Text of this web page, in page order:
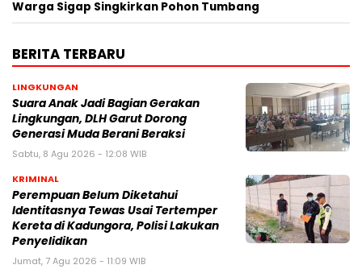
Warga Sigap Singkirkan Pohon Tumbang
BERITA TERBARU
LINGKUNGAN
Suara Anak Jadi Bagian Gerakan
Lingkungan, DLH Garut Dorong
Generasi Muda Berani Beraksi
Sabtu, 8 Agu 2026 - 12:08 WIB
KRIMINAL
Perempuan Belum Diketahui
Identitasnya Tewas Usai Tertemper
Kereta di Kadungora, Polisi Lakukan
Penyelidikan
Jumat, 7 Agu 2026 - 11:09 WIB